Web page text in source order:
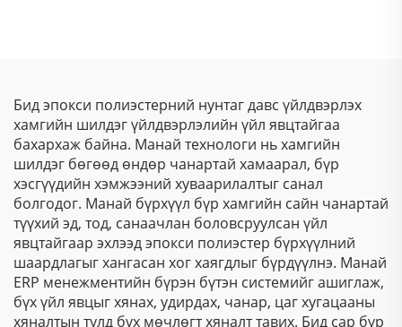
эпоксид-полиэстер
цацрагт тоосон будаг
Бид эпокси полиэстерний нунтаг давс үйлдвэрлэх
хамгийн шилдэг үйлдвэрлэлийн үйл явцтайгаа
бахархаж байна. Манай технологи нь хамгийн
шилдэг бөгөөд өндөр чанартай хамаарал, бүр
хэсгүүдийн хэмжээний хуваарилалтыг санал
болгодог. Манай бүрхүүл бүр хамгийн сайн чанартай
түүхий эд, тод, санаачлан боловсруулсан үйл
явцтайгаар эхлээд эпокси полиэстер бүрхүүлний
шаардлагыг хангасан хог хаягдлыг бүрдүүлнэ. Манай
ERP менежментийн бүрэн бүтэн системийг ашиглаж,
бүх үйл явцыг хянах, удирдах, чанар, цаг хугацааны
хяналтын тулд бүх мөчлөгт хяналт тавих. Бид сар бүр